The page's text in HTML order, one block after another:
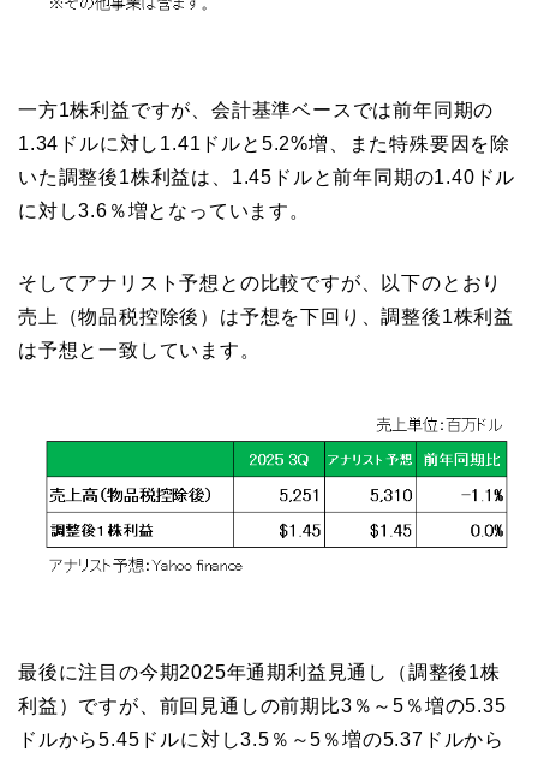
一方1株利益ですが、会計基準ベースでは前年同期の
1.34ドルに対し1.41ドルと5.2%増、また特殊要因を除
いた調整後1株利益は、1.45ドルと前年同期の1.40ドル
に対し3.6％増となっています。
そしてアナリスト予想との比較ですが、以下のとおり
売上（物品税控除後）は予想を下回り、調整後1株利益
は予想と一致しています。
最後に注目の今期2025年通期利益見通し（調整後1株
利益）ですが、前回見通しの前期比3％～5％増の5.35
ドルから5.45ドルに対し3.5％～5％増の5.37ドルから